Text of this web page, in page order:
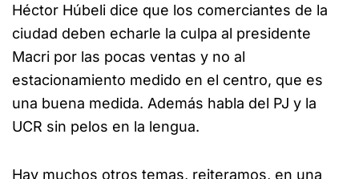
Héctor Húbeli dice que los comerciantes de la
ciudad deben echarle la culpa al presidente
Macri por las pocas ventas y no al
estacionamiento medido en el centro, que es
una buena medida. Además habla del PJ y la
UCR sin pelos en la lengua.
Hay muchos otros temas, reiteramos, en una